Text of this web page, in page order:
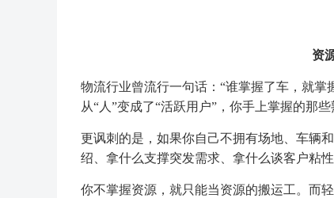
资
物流行业曾流行一句话：“谁掌握了车，就掌
从“人”变成了“活跃用户”，你手上掌握的那
更讽刺的是，如果你自己不拥有场地、车辆
绍、拿什么支撑突发需求、拿什么谈客户粘性
你不掌握资源，就只能当资源的搬运工。而